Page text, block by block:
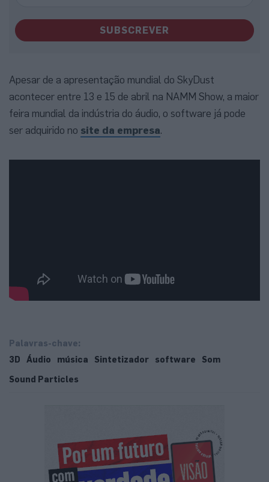
SUBSCREVER
Apesar de a apresentação mundial do SkyDust
acontecer entre 13 e 15 de abril na NAMM Show, a maior
feira mundial da indústria do áudio, o software já pode
ser adquirido no site da empresa.
Palavras-chave:
3D
Áudio música Sintetizador software
Som
Sound Particles